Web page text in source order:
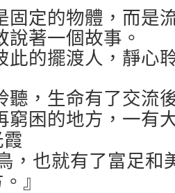
固定的物體，而是
說著一個故事。
此的擺渡人，靜心
聽，生命有了交流
窮困的地方，一有
，也就有了富足和
』